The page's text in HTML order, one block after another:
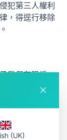
犯第三人權利
，得逕行移除
我們有限授
供您的圖片並
權。我們的名
們事先書面同
(UK)